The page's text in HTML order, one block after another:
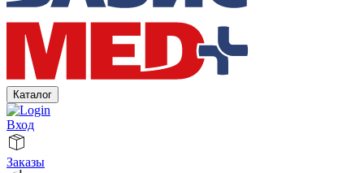
Каталог
Вход
Заказы